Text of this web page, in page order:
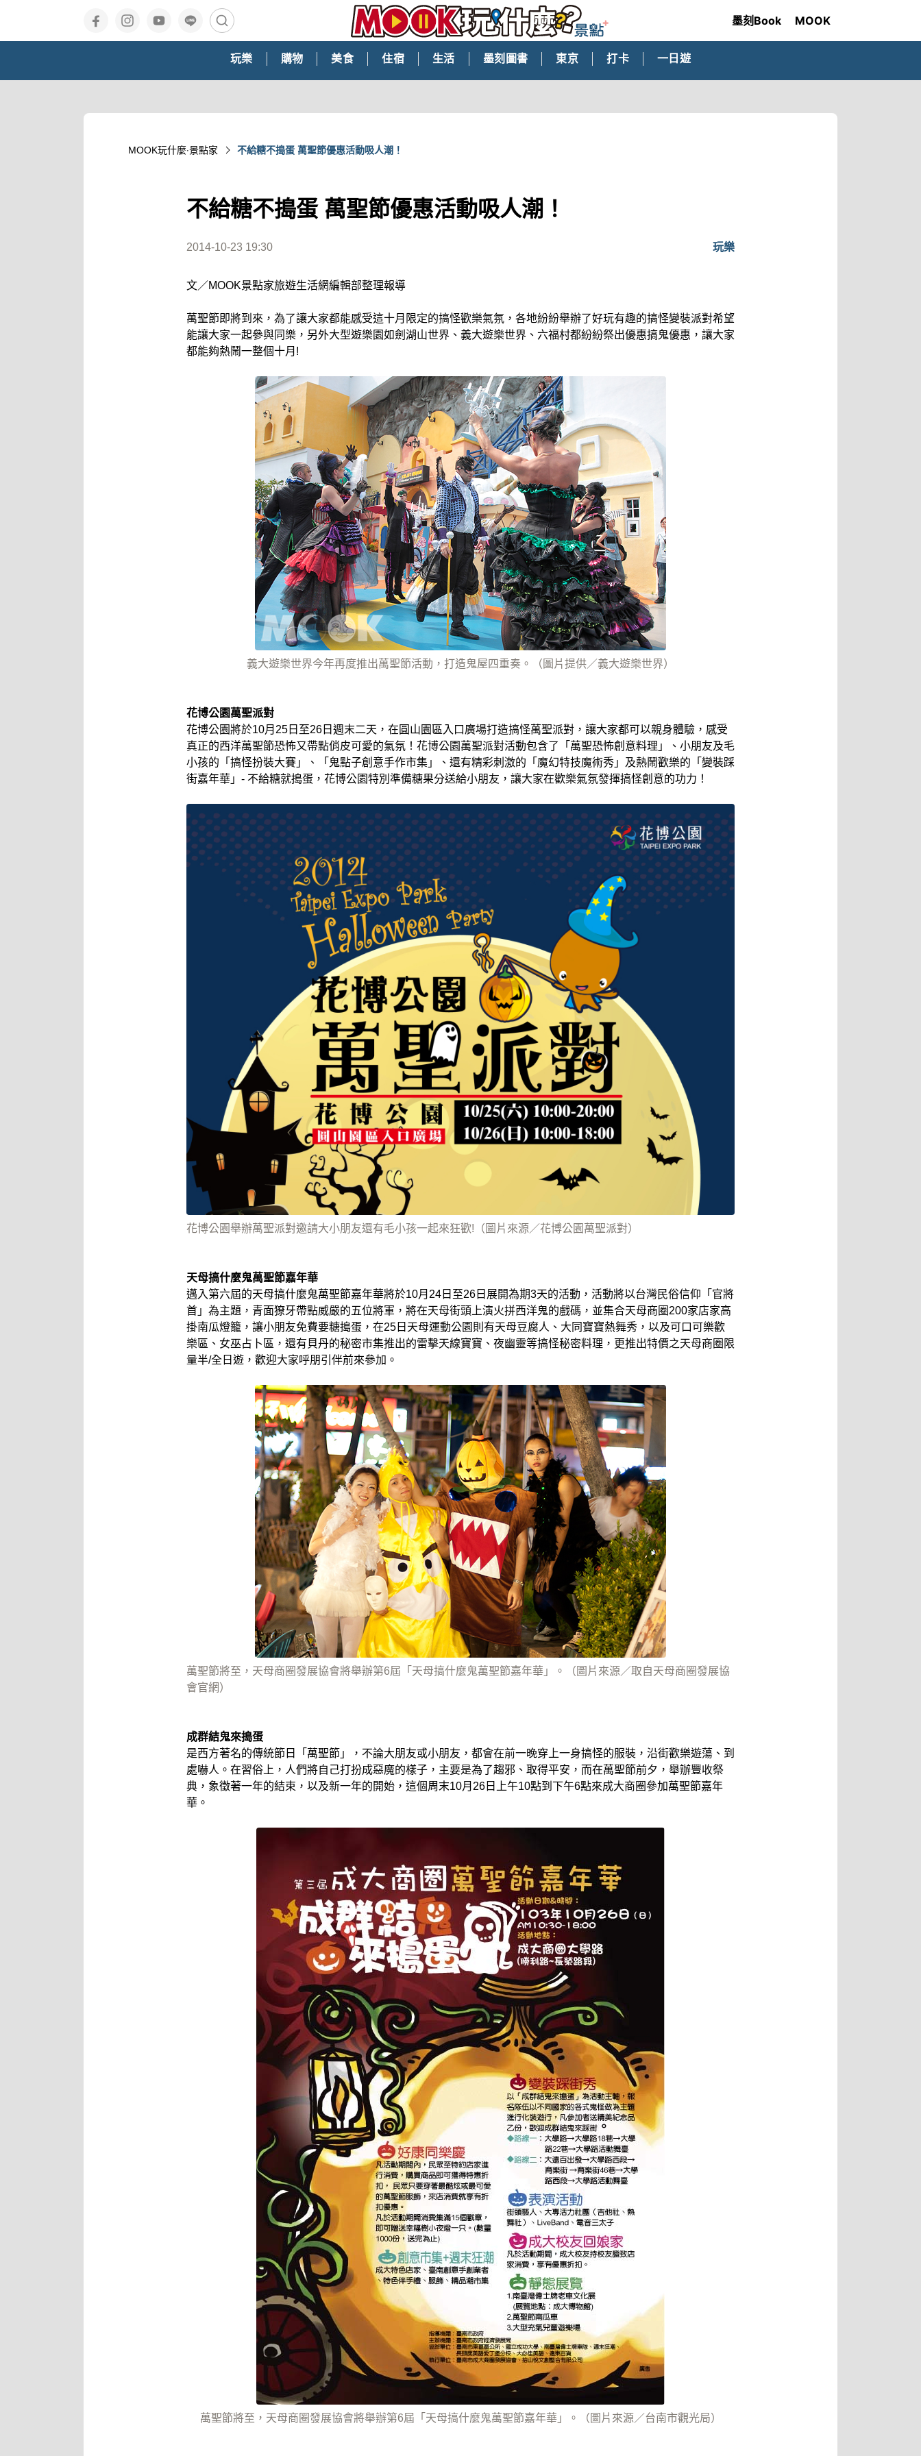
墨刻Book MOOK
玩樂 購物 美食 住宿 生活 墨刻圖書 東京 打卡 一日遊
MOOK玩什麼‧景點家 不給糖不搗蛋 萬聖節優惠活動吸人潮！
不給糖不搗蛋 萬聖節優惠活動吸人潮！
2014-10-23 19:30 玩樂
文／MOOK景點家旅遊生活網編輯部整理報導
萬聖節即將到來，為了讓大家都能感受這十月限定的搞怪歡樂氣氛，各地紛紛舉辦了好玩有趣的搞怪變裝派對希望
能讓大家一起參與同樂，另外大型遊樂園如劍湖山世界、義大遊樂世界、六福村都紛紛祭出優惠搞鬼優惠，讓大家
都能夠熱鬧一整個十月!
義大遊樂世界今年再度推出萬聖節活動，打造鬼屋四重奏。（圖片提供／義大遊樂世界）
花博公園萬聖派對
花博公園將於10月25日至26日週末二天，在圓山園區入口廣場打造搞怪萬聖派對，讓大家都可以親身體驗，感受
真正的西洋萬聖節恐怖又帶點俏皮可愛的氣氛！花博公園萬聖派對活動包含了「萬聖恐怖創意料理」、小朋友及毛
小孩的「搞怪扮裝大賽」、「鬼點子創意手作市集」、還有精彩刺激的「魔幻特技魔術秀」及熱鬧歡樂的「變裝踩
街嘉年華」- 不給糖就搗蛋，花博公園特別準備糖果分送給小朋友，讓大家在歡樂氣氛發揮搞怪創意的功力！
花博公園舉辦萬聖派對邀請大小朋友還有毛小孩一起來狂歡!（圖片來源／花博公園萬聖派對）
天母搞什麼鬼萬聖節嘉年華
邁入第六屆的天母搞什麼鬼萬聖節嘉年華將於10月24日至26日展開為期3天的活動，活動將以台灣民俗信仰「官將
首」為主題，青面獠牙帶點威嚴的五位將軍，將在天母街頭上演火拼西洋鬼的戲碼，並集合天母商圈200家店家高
掛南瓜燈籠，讓小朋友免費要糖搗蛋，在25日天母運動公園則有天母豆腐人、大同寶寶熱舞秀，以及可口可樂歡
樂區、女巫占卜區，還有貝丹的秘密市集推出的雷擊天線寶寶、夜幽靈等搞怪秘密料理，更推出特價之天母商圈限
量半/全日遊，歡迎大家呼朋引伴前來參加。
萬聖節將至，天母商圈發展協會將舉辦第6屆「天母搞什麼鬼萬聖節嘉年華」。（圖片來源／取自天母商圈發展協
會官網）
成群結鬼來搗蛋
是西方著名的傳統節日「萬聖節」，不論大朋友或小朋友，都會在前一晚穿上一身搞怪的服裝，沿街歡樂遊蕩、到
處嚇人。在習俗上，人們將自己打扮成惡魔的樣子，主要是為了趨邪、取得平安，而在萬聖節前夕，舉辦豐收祭
典，象徵著一年的結束，以及新一年的開始，這個周末10月26日上午10點到下午6點來成大商圈參加萬聖節嘉年
華。
萬聖節將至，天母商圈發展協會將舉辦第6屆「天母搞什麼鬼萬聖節嘉年華」。（圖片來源／台南市觀光局）